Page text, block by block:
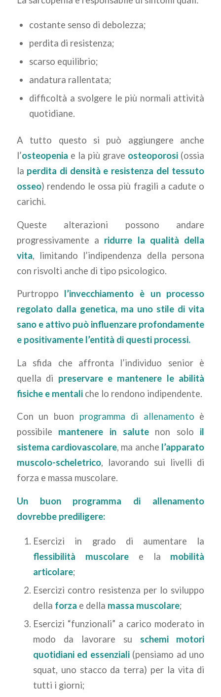
costante senso di debolezza;
perdita di resistenza;
scarso equilibrio;
andatura rallentata;
difficoltà a svolgere le più normali attività
quotidiane.
A tutto questo si può aggiungere anche
l’osteopenia e la più grave osteoporosi (ossia
la perdita di densità e resistenza del tessuto
osseo) rendendo le ossa più fragili a cadute o
carichi.
Queste alterazioni possono andare
progressivamente a ridurre la qualità della
vita, limitando l’indipendenza della persona
con risvolti anche di tipo psicologico.
Purtroppo l’invecchiamento è un processo
regolato dalla genetica, ma uno stile di vita
sano e attivo può influenzare profondamente
e positivamente l’entità di questi processi.
La sfida che affronta l’individuo senior è
quella di preservare e mantenere le abilità
fisiche e mentaliche lo rendono indipendente.
Con un buon programma di allenamento è
possibile mantenere in salutenon solo il
sistema cardiovascolare, ma anche l’apparato
muscolo-scheletrico, lavorando sui livelli di
forza e massa muscolare.
Un buon programma di allenamento
dovrebbe prediligere:
Esercizi in grado di aumentare la
flessibilità muscolaree la mobilità
articolare;
Esercizi contro resistenza per lo sviluppo
della forza e della massa muscolare;
Esercizi “funzionali” a carico moderato in
modo da lavorare su schemi motori
quotidiani ed essenziali(pensiamo ad uno
squat, uno stacco da terra) per la vita di
tutti i giorni;